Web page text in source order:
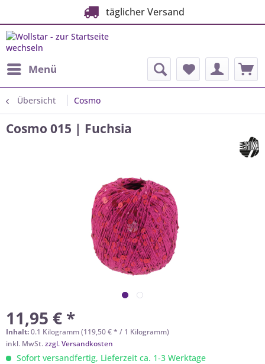
täglicher Versand
Menü
Übersicht Cosmo
Cosmo 015 | Fuchsia
11,95 € *
Inhalt:0.1 Kilogramm (119,50 € * / 1 Kilogramm)
inkl. MwSt.zzgl. Versandkosten
Sofort versandfertig, Lieferzeit ca. 1-3 Werktage